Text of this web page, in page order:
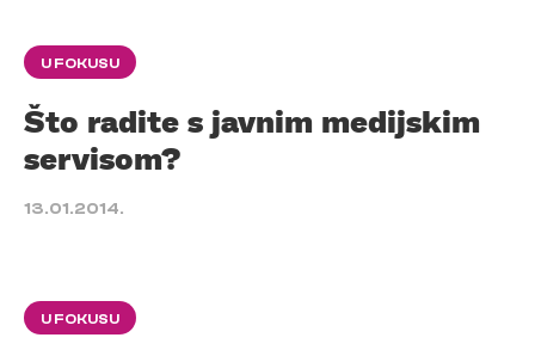
U FOKUSU
Što radite s javnim medijskim
servisom?
13.01.2014.
U FOKUSU